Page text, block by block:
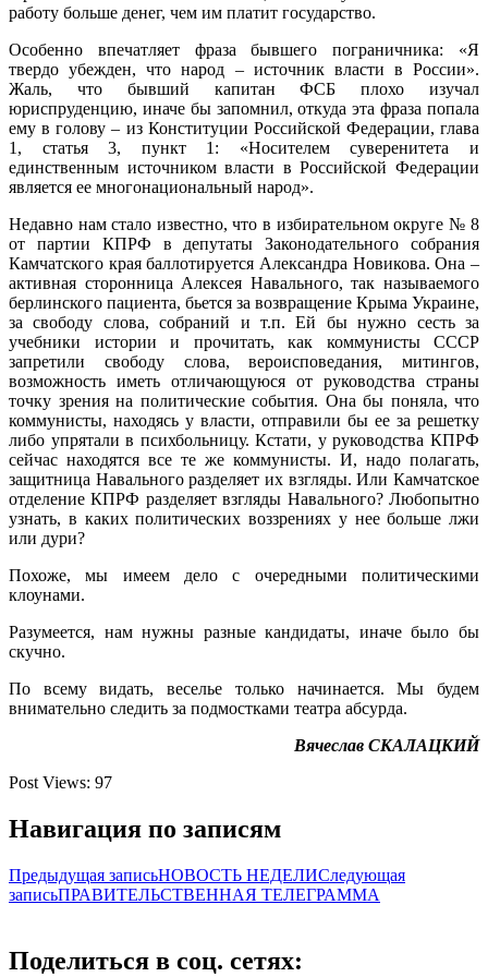
работу больше денег, чем им платит государство.
Особенно впечатляет фраза бывшего пограничника: «Я
твердо убежден, что народ – источник власти в России».
Жаль, что бывший капитан ФСБ плохо изучал
юриспруденцию, иначе бы запомнил, откуда эта фраза попала
ему в голову – из Конституции Российской Федерации, глава
1, статья 3, пункт 1: «Носителем суверенитета и
единственным источником власти в Российской Федерации
является ее многонациональный народ».
Недавно нам стало известно, что в избирательном округе № 8
от партии КПРФ в депутаты Законодательного собрания
Камчатского края баллотируется Александра Новикова. Она –
активная сторонница Алексея Навального, так называемого
берлинского пациента, бьется за возвращение Крыма Украине,
за свободу слова, собраний и т.п. Ей бы нужно сесть за
учебники истории и прочитать, как коммунисты СССР
запретили свободу слова, вероисповедания, митингов,
возможность иметь отличающуюся от руководства страны
точку зрения на политические события. Она бы поняла, что
коммунисты, находясь у власти, отправили бы ее за решетку
либо упрятали в психбольницу. Кстати, у руководства КПРФ
сейчас находятся все те же коммунисты. И, надо полагать,
защитница Навального разделяет их взгляды. Или Камчатское
отделение КПРФ разделяет взгляды Навального? Любопытно
узнать, в каких политических воззрениях у нее больше лжи
или дури?
Похоже, мы имеем дело с очередными политическими
клоунами.
Разумеется, нам нужны разные кандидаты, иначе было бы
скучно.
По всему видать, веселье только начинается. Мы будем
внимательно следить за подмостками театра абсурда.
Вячеслав СКАЛАЦКИЙ
Post Views: 97
Навигация по записям
Предыдущая записьНОВОСТЬ НЕДЕЛИСледующая
записьПРАВИТЕЛЬСТВЕННАЯ ТЕЛЕГРАММА
Поделиться в соц. сетях: